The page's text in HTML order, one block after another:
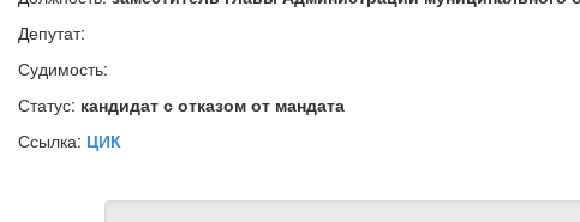
Депутат:
Судимость:
Статус: кандидат с отказом от мандата
Ссылка: ЦИК